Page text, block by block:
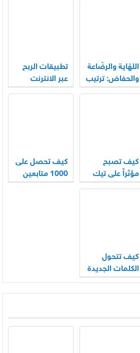
اللهّاية والرضّاعة
والحفاض: ترتيب
عملي لأساسيات
تطبيقات الربح
عبر الانترنت
الأكثر استخدامًا
كيف تصبح
مؤثراً على تيك
توك
كيف تحصل على
1000 متابعين
كيف تتحول
الكلمات الجديدة
إلى جزء من
حديثنا اليومي؟